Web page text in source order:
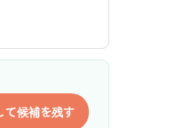
て候補を残す